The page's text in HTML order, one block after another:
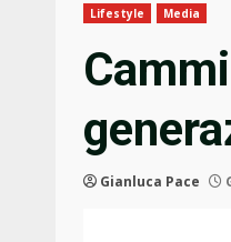
Lifestyle Media
Gianluca Pace